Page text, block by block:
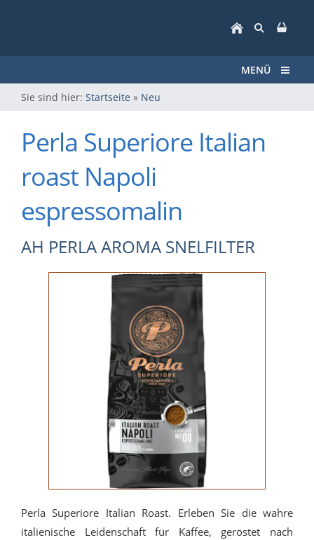
MENÜ
Sie sind hier: Startseite » Neu
Perla Superiore Italian
roast Napoli
espressomalin
AH PERLA AROMA SNELFILTER
Perla Superiore Italian Roast. Erleben Sie die wahre
italienische Leidenschaft für Kaffee, geröstet nach